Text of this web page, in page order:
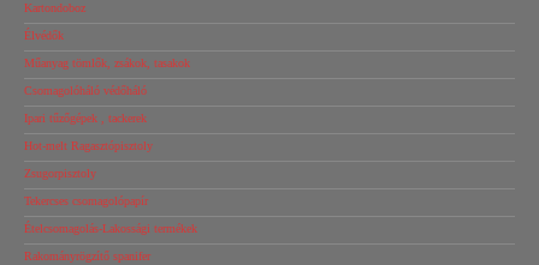
Kartondoboz
Élvédők
Műanyag tömlők, zsákok, tasakok
Csomagolóháló védőháló
Ipari tűzőgépek , tackerek
Hot-melt Ragasztópisztoly
Zsugorpisztoly
Tekercses csomagolópapír
Ételcsomagolás-Lakossági termékek
Rakományrögzítő spanifer